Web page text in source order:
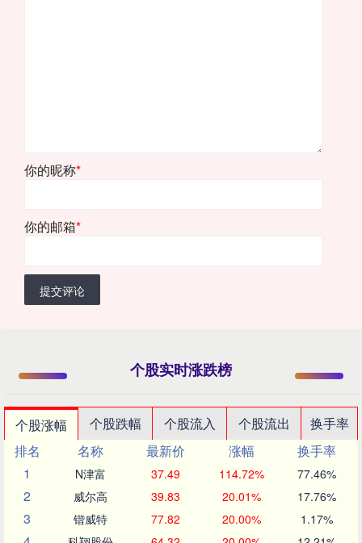
你的昵称*
你的邮箱*
提交评论
个股实时涨跌榜
个股涨幅 个股跌幅 个股流入 个股流出
换手率
排名
名称 最新价 涨幅
换手率
1
N津富 37.49 114.72% 77.46%
2 威尔高 39.83 20.01% 17.76%
3 锴威特 77.82 20.00% 1.17%